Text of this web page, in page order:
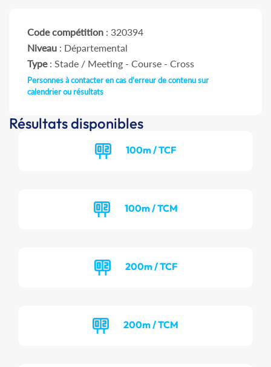
Code compétition : 320394
Niveau : Départemental
Type: Stade / Meeting - Course - Cross
Personnes à contacter en cas d'erreur de contenu sur
calendrier ou résultats
Résultats disponibles
100m / TCF
100m / TCM
200m / TCF
200m / TCM